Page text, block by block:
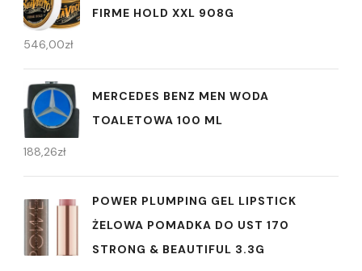
FIRME HOLD XXL 908G
546,00zł
MERCEDES BENZ MEN WODA
TOALETOWA 100 ML
188,26zł
POWER PLUMPING GEL LIPSTICK
ŻELOWA POMADKA DO UST 170
STRONG & BEAUTIFUL 3.3G